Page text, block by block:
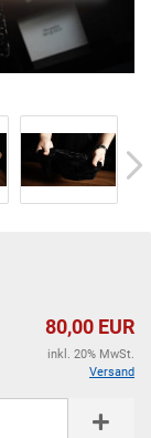
80,00 EUR
inkl. 20% MwSt.
Versand